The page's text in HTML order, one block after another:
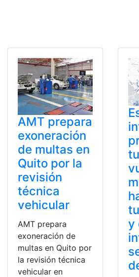
AMT prepara
exoneración
de multas en
Quito por la
revisión
técnica
vehicular
AMT prepara
exoneración de
multas en Quito por
la revisión técnica
vehicular en
y